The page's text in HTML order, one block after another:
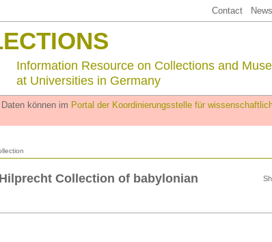
Contact
Information Resource on Collections and
at Universities in Germany
können im Portal der Koordinierungsstelle für
Collection of babylonian